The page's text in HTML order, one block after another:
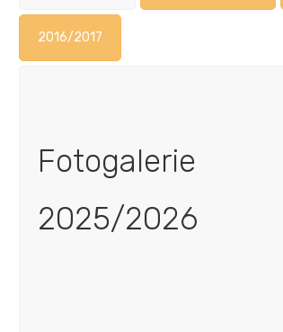
2016/2017
Fotogalerie
2025/2026